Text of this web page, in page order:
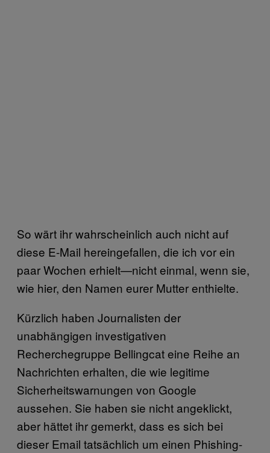
So wärt ihr wahrscheinlich auch nicht auf
diese E-Mail hereingefallen, die ich vor ein
paar Wochen erhielt—nicht einmal, wenn sie,
wie hier, den Namen eurer Mutter enthielte.
Kürzlich haben Journalisten der
unabhängigen investigativen
Recherchegruppe Bellingcat eine Reihe an
Nachrichten erhalten, die wie legitime
Sicherheitswarnungen von Google
aussehen. Sie haben sie nicht angeklickt,
aber hättet ihr gemerkt, dass es sich bei
dieser Email tatsächlich um einen Phishing-